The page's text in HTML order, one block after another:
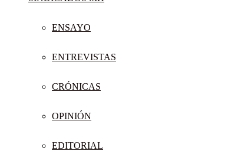
ENSAYO
ENTREVISTAS
CRÓNICAS
OPINIÓN
EDITORIAL